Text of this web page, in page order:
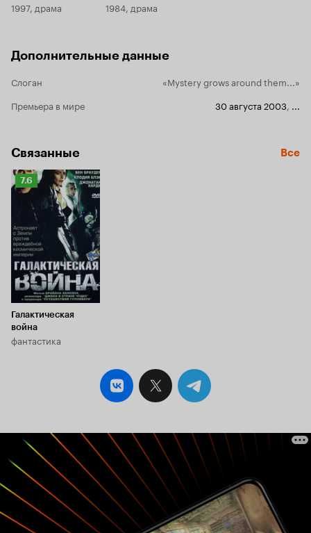
как раз для вас. Смотрите - не пожалеете -
1997, драма 1984, драма
Дополнительные данные
Слоган
«Mystery grows around them...»
Премьера в мире
30 августа 2003, ...
Связанные Все
Рейтинг
Кинопоиска
7.6
Галактическая
война
фантастика